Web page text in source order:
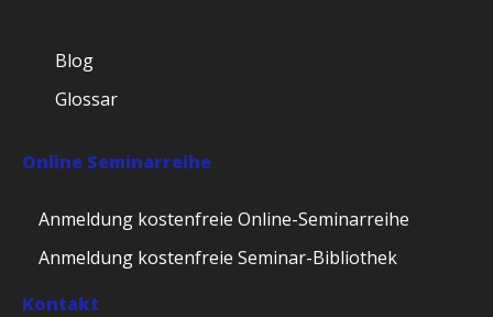
Blog
Glossar
Online Seminarreihe
Anmeldung kostenfreie Online-Seminarreihe
Anmeldung kostenfreie Seminar-Bibliothek
Kontakt